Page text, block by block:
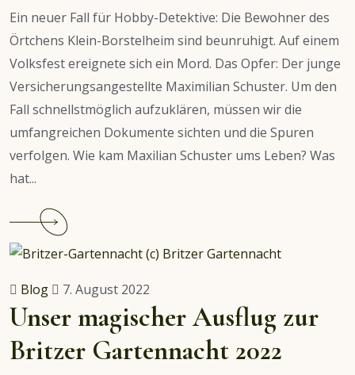
Ein neuer Fall für Hobby-Detektive: Die Bewohner des
Örtchens Klein-Borstelheim sind beunruhigt. Auf einem
Volksfest ereignete sich ein Mord. Das Opfer: Der junge
Versicherungsangestellte Maximilian Schuster. Um den
Fall schnellstmöglich aufzuklären, müssen wir die
umfangreichen Dokumente sichten und die Spuren
verfolgen. Wie kam Maxilian Schuster ums Leben? Was
hat...
Empfehlung:
Hidden
–
Der
Blog 7. August 2022
Unser magischer Ausflug zur
Britzer Gartennacht 2022